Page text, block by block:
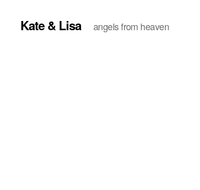
Kate & Lisa angels from heaven